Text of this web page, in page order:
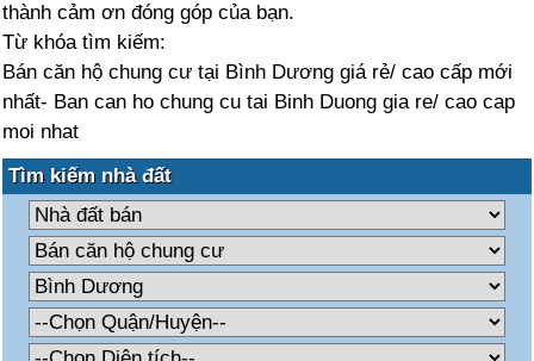
thành cảm ơn đóng góp của bạn.
Từ khóa tìm kiếm:
Bán căn hộ chung cư tại Bình Dương giá rẻ/ cao cấp mới
nhất- Ban can ho chung cu tai Binh Duong gia re/ cao cap
moi nhat
Tìm kiếm nhà đất